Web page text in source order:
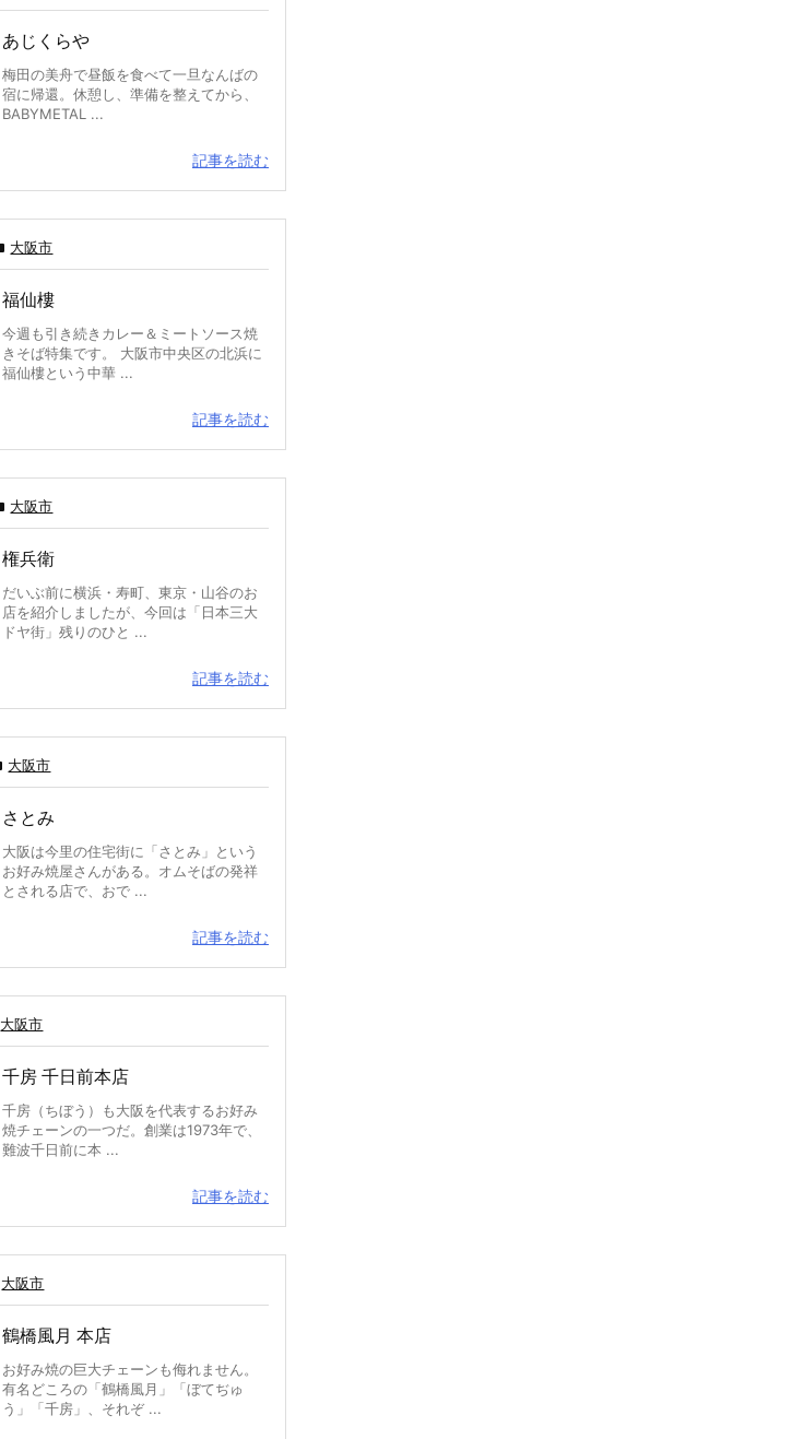
あじくらや
梅田の美舟で昼飯を食べて一旦なんばの
宿に帰還。休憩し、準備を整えてから、
BABYMETAL ...
記事を読む
大阪市
福仙樓
今週も引き続きカレー＆ミートソース焼
きそば特集です。 大阪市中央区の北浜に
福仙樓という中華 ...
記事を読む
大阪市
権兵衛
だいぶ前に横浜・寿町、東京・山谷のお
店を紹介しましたが、今回は「日本三大
ドヤ街」残りのひと ...
記事を読む
大阪市
さとみ
大阪は今里の住宅街に「さとみ」という
お好み焼屋さんがある。オムそばの発祥
とされる店で、おで ...
記事を読む
大阪市
千房 千日前本店
千房（ちぼう）も大阪を代表するお好み
焼チェーンの一つだ。創業は1973年で、
難波千日前に本 ...
記事を読む
大阪市
鶴橋風月 本店
お好み焼の巨大チェーンも侮れません。
有名どころの「鶴橋風月」「ぼてぢゅ
う」「千房」、それぞ ...